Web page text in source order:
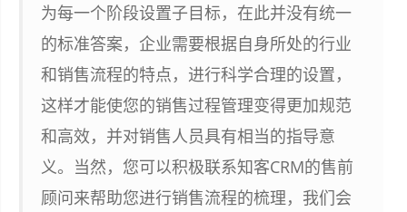
为每一个阶段设置子目标，在此并没有统一
的标准答案，企业需要根据自身所处的行业
和销售流程的特点，进行科学合理的设置，
这样才能使您的销售过程管理变得更加规范
和高效，并对销售人员具有相当的指导意
义。当然，您可以积极联系知客CRM的售前
顾问来帮助您进行销售流程的梳理，我们会